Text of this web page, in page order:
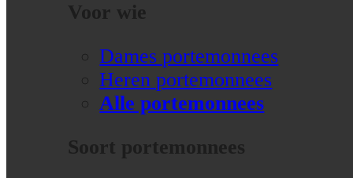
Voor wie
Dames portemonnees
Heren portemonnees
Alle portemonnees
Soort portemonnees